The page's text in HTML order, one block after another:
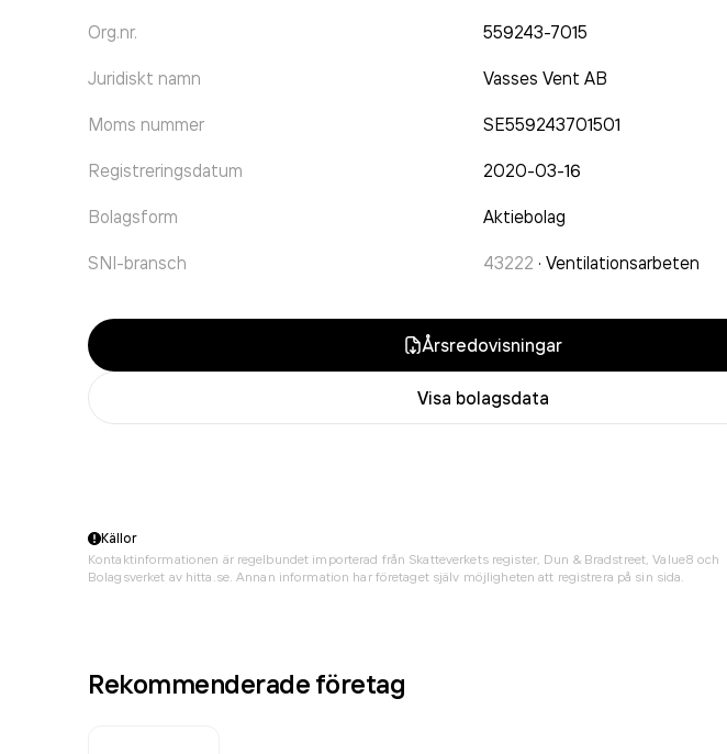
Org.nr. 559243-7015
Juridiskt namn Vasses Vent AB
Moms nummer SE559243701501
Registreringsdatum 2020-03-16
Bolagsform Aktiebolag
SNI-bransch 43222 · Ventilationsarbeten
Årsredovisningar
Visa bolagsdata
Källor
Kontaktinformationen är regelbundet importerad från Skatteverkets register, Dun & Bradstreet, Value8 och
Bolagsverket av hitta.se. Annan information har företaget själv möjligheten att registrera på sin sida.
Rekommenderade företag